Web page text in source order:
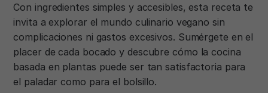
Con ingredientes simples y accesibles, esta receta te
invita a explorar el mundo culinario vegano sin
complicaciones ni gastos excesivos. Sumérgete en el
placer de cada bocado y descubre cómo la cocina
basada en plantas puede ser tan satisfactoria para
el paladar como para el bolsillo.